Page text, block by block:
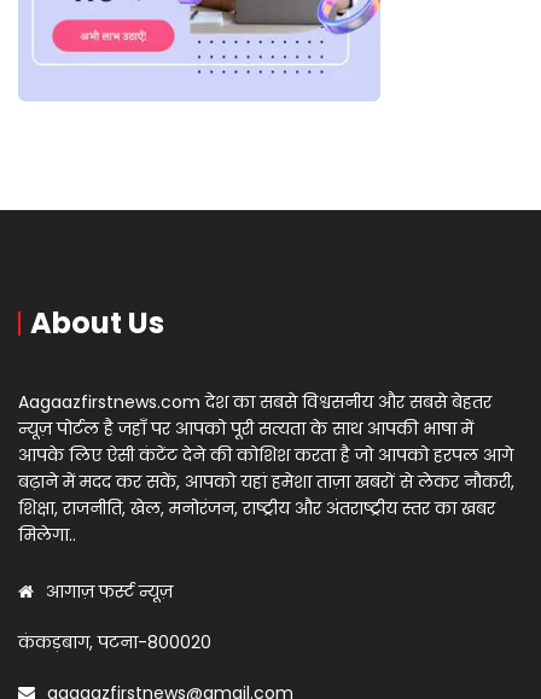
About Us
Aagaazfirstnews.com देश का सबसे विश्वसनीय और सबसे बेहतर
न्यूज़ पोर्टल है जहाँ पर आपको पूरी सत्यता के साथ आपकी भाषा में
आपके लिए ऐसी कंटेंट देने की कोशिश करता है जो आपको हरपल आगे
बढ़ाने में मदद कर सकें, आपको यहां हमेशा ताज़ा खबरों से लेकर नौकरी,
शिक्षा, राजनीति, खेल, मनोरंजन, राष्ट्रीय और अंतराष्ट्रीय स्तर का खबर
मिलेगा..
आगाज़ फर्स्ट न्यूज़
कंकड़बाग, पटना-800020
aagaazfirstnews@gmail.com